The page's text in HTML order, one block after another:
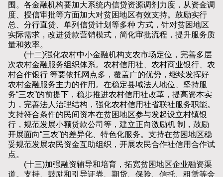
围。各金融机构要加大系统内信贷资源调剂力度，从资金调
度、授信审批等方面加大对贫困地区有效支持。鼓励实行
总、分行直贷、单列信贷计划等多种 方式，针对贫困地区
实际需求，改进贷款营销模式，简化审批流程，提升服务质
量和效率。
(十二)强化农村中小金融机构支农市场定位，完善多层
次农村金融服务组织体系。农村信用社、农村商业银行、农
村合作银行 等要依托网点多，覆盖广的优势，继续发挥好
农村金融服务主力的作用。在稳定县域法人地位、坚持服
务“三农”的前提下，稳步推进农村信用社改革，提高资本实
力，完善法人治理结构，强化农村信用社省联社服务职能。
支持符合条件的民间资本在贫困地区参与发起设立村镇银
行，规范发展小额贷款公司等，建立正向激励机 制，鼓励
开展面向“三农”的差异化、特色化服务。支持在贫困地区稳
妥规范发展农民资金互助组织，开展农民合作社信用合作试
点。
(十三)加强融资辅导和培育，拓宽贫困地区企业融资渠
道。支持、鼓励和引导证券、期货、保险、信托、租赁等金